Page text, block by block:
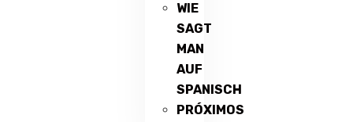
WIE
SAGT
MAN
AUF
SPANISCH
PRÓXIMOS